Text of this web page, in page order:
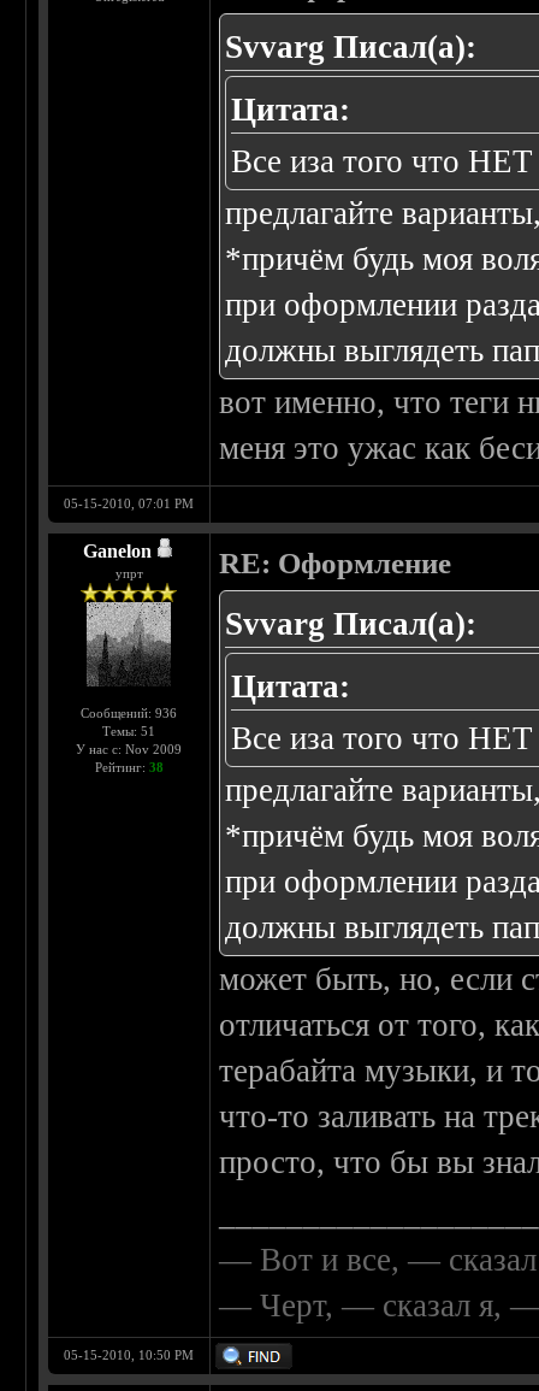
Svvarg Писал(а):
Цитата:
Все иза того что
предлагайте
*причём будь моя
при оформлении
должны выглядеть
вот именно, что теги
меня это ужас как
05-15-2010, 07:01 PM
Ganelon
упрт
Сообщений: 936
Темы: 51
У нас с: Nov 2009
Рейтинг: 38
RE: Оформление
Svvarg Писал(а):
Цитата:
Все иза того что
предлагайте
*причём будь моя
при оформлении
должны выглядеть
может быть, но, если
отличаться от того,
терабайта музыки, и
что-то заливать на
просто, что бы вы
— Вот и все, —
— Черт, — сказал я, —
05-15-2010, 10:50 PM